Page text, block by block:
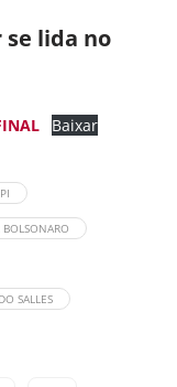
lida no
Baixar
SALLES